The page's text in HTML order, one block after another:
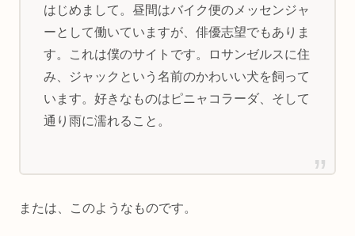
はじめまして。昼間はバイク便のメッセンジャ
ーとして働いていますが、俳優志望でもありま
す。これは僕のサイトです。ロサンゼルスに住
み、ジャックという名前のかわいい犬を飼って
います。好きなものはピニャコラーダ、そして
通り雨に濡れること。
または、このようなものです。